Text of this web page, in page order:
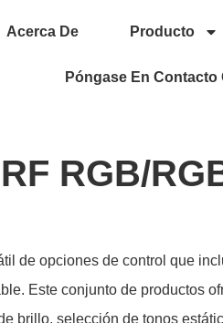
Acerca De Producto
Póngase En Contacto
RGB/
de opciones de control que
Este conjunto de productos
brillo, selección de tonos